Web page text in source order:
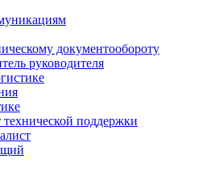
документообороту
руководителя
поддержки